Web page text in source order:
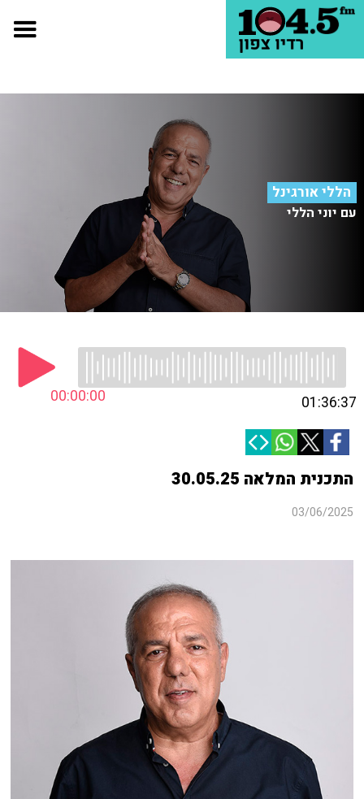
הללי אורגינל
עם יוני הללי
00:00:00 01:36:37
התכנית המלאה 30.05.25
03/06/2025